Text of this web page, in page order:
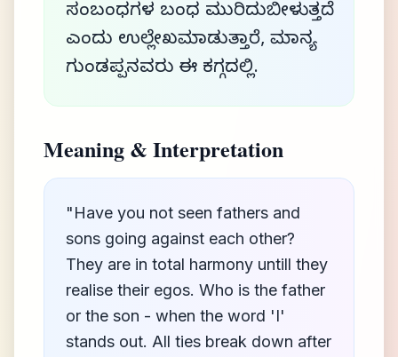
ಸಂಬಂಧಗಳ ಬಂಧ ಮುರಿದುಬೀಳುತ್ತದೆ
ಎಂದು ಉಲ್ಲೇಖಮಾಡುತ್ತಾರೆ, ಮಾನ್ಯ
ಗುಂಡಪ್ಪನವರು ಈ ಕಗ್ಗದಲ್ಲಿ.
Meaning & Interpretation
"Have you not seen fathers and
sons going against each other?
They are in total harmony untill they
realise their egos. Who is the father
or the son - when the word 'I'
stands out. All ties break down after